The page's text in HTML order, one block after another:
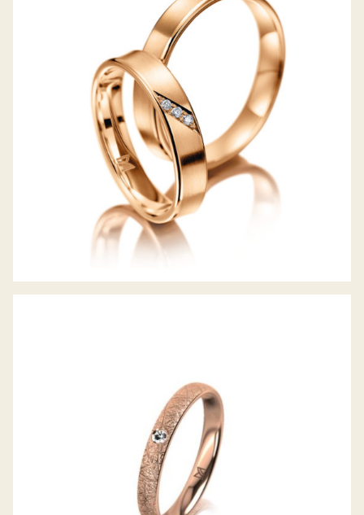
MEISTER TRAURINGE CLASSICS
MEISTER TRAURING